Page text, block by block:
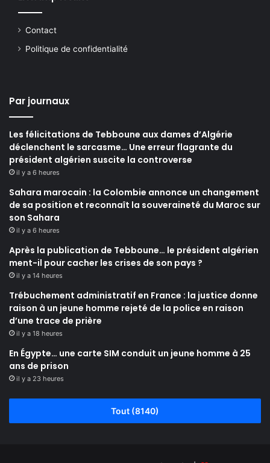
Contact
Politique de confidentialité
Par journaux
Les félicitations de Tebboune aux dames d’Algérie
déclenchent le sarcasme… Une erreur flagrante du
président algérien suscite la controverse
il y a 6 heures
Sahara marocain : la Colombie annonce un changement
de sa position et reconnaît la souveraineté du Maroc sur
son Sahara
il y a 6 heures
Après la publication de Tebboune… le président algérien
ment-il pour cacher les crises de son pays ?
il y a 14 heures
Trébuchement administratif en France : la justice donne
raison à un jeune homme rejeté de la police en raison
d’une trace de prière
il y a 18 heures
En Égypte… une carte SIM conduit un jeune homme à 25
ans de prison
il y a 23 heures
Tout (8140)